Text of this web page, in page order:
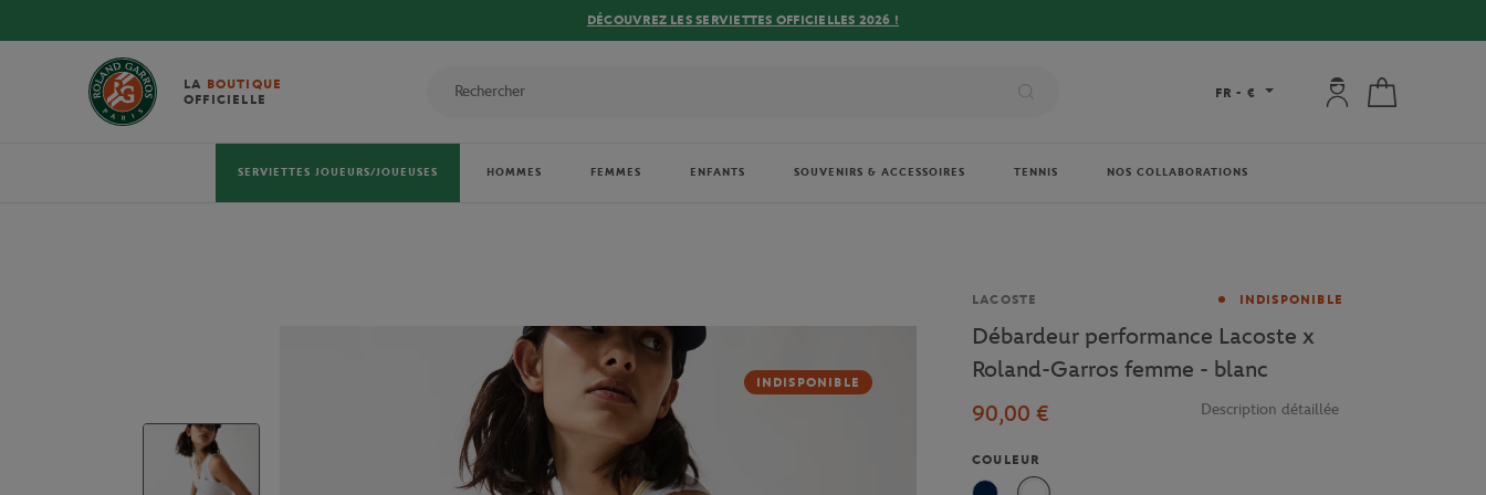
DÉCOUVREZ LES SERVIETTES OFFICIELLES 2026 !
LA BOUTIQUE
OFFICIELLE
FR - € Mon compte : se
SERVIETTES JOUEURS/JOUEUSES HOMMES FEMMES ENFANTS SOUVENIRS & ACCESSOIRES TENNIS NOS COLLABORATIONS
INDISPONIBLE
Marque
LACOSTE INDISPONIBLE
Débardeur performance Lacoste x
Roland-Garros femme - blanc
90,00 €
Description détaillée
COULEUR